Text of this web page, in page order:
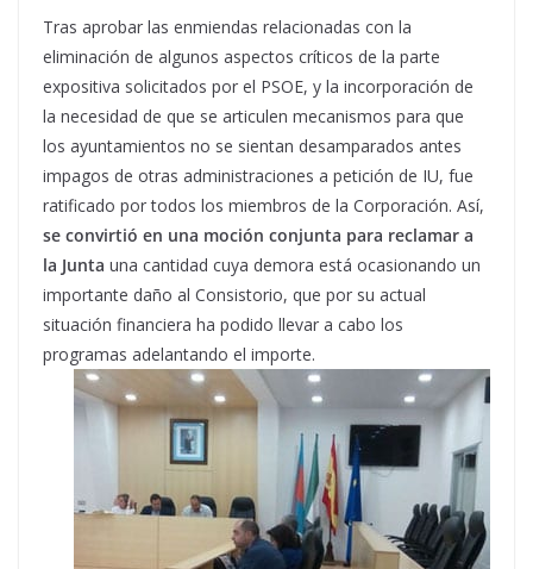
Tras aprobar las enmiendas relacionadas con la
eliminación de algunos aspectos críticos de la parte
expositiva solicitados por el PSOE, y la incorporación de
la necesidad de que se articulen mecanismos para que
los ayuntamientos no se sientan desamparados antes
impagos de otras administraciones a petición de IU, fue
ratificado por todos los miembros de la Corporación. Así,
se convirtió en una moción conjunta para reclamar a
la Junta una cantidad cuya demora está ocasionando un
importante daño al Consistorio, que por su actual
situación financiera ha podido llevar a cabo los
programas adelantando el importe.